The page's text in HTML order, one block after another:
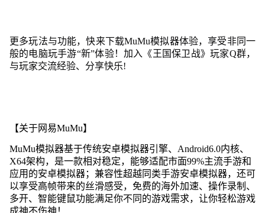
更多玩法与功能，快来下载MuMu模拟器体验，享受非同一
般的电脑玩手游“新”体验！加入《王国保卫战》玩家Q群，
与玩家交流经验、分享快乐!
【关于网易MuMu】
MuMu模拟器基于传统安卓模拟器引擎、Android6.0内核、
X64架构，是一款相对稳定，能够适配市面99%主流手游和
应用的安卓模拟器；兼容性超越同类手游安卓模拟器，还可
以享受高帧带来的丝滑感受，免费的海外加速、操作录制、
多开、智能键鼠功能满足你不同的游戏需求，让你轻松游戏
成神不伤神！